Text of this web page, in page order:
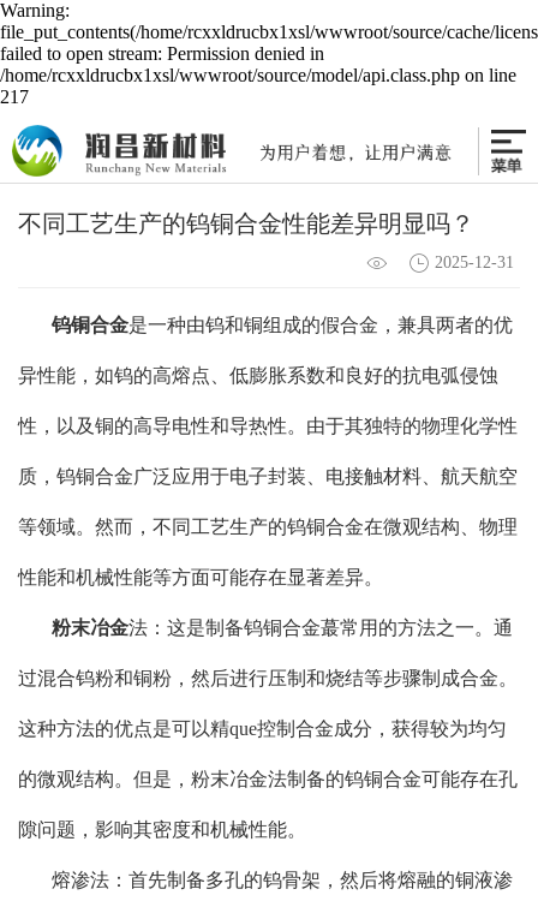
Warning:
file_put_contents(/home/rcxxldrucbx1xsl/wwwroot/source/cache/
failed to open stream: Permission denied in
/home/rcxxldrucbx1xsl/wwwroot/source/model/api.class.php on line
217
不同工艺生产的钨铜合金性能差异明显吗？
2025-12-31
钨铜合金是一种由钨和铜组成的假合金，兼具两者的优
异性能，如钨的高熔点、低膨胀系数和良好的抗电弧侵蚀
性，以及铜的高导电性和导热性。由于其独特的物理化学性
质，钨铜合金广泛应用于电子封装、电接触材料、航天航空
等领域。然而，不同工艺生产的钨铜合金在微观结构、物理
性能和机械性能等方面可能存在显著差异。
粉末冶金法：这是制备钨铜合金蕞常用的方法之一。通
过混合钨粉和铜粉，然后进行压制和烧结等步骤制成合金。
这种方法的优点是可以精que控制合金成分，获得较为均匀
的微观结构。但是，粉末冶金法制备的钨铜合金可能存在孔
隙问题，影响其密度和机械性能。
熔渗法：首先制备多孔的钨骨架，然后将熔融的铜液渗